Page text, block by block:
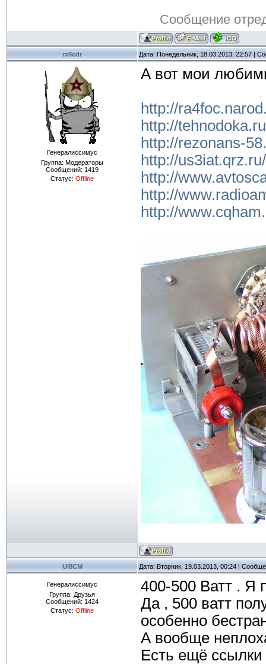
Сообщение
rx9cdr Дата: Понедельник, 18.03.2013, 22:57 |
Генералиссимус
Группа: Модераторы
Сообщений: 1419
Статус: Offline
А вот мои
http://
http://
http://rezonans-
http://
http://
http://
http://
UI8CM Дата: Вторник, 19.03.2013, 00:24 |
Генералиссимус
Группа: Друзья
Сообщений: 1424
Статус: Offline
400-500 Ватт . Я
Да , 500 ватт
особенно
А вообще
Есть ещё